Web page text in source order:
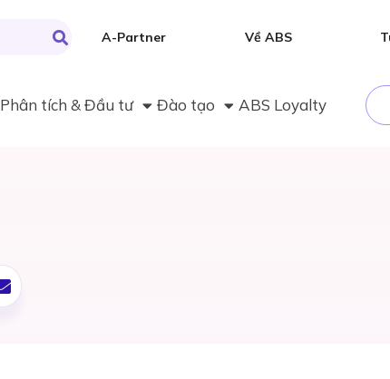
A-Partner Về ABS
Phân tích & Đầu tư Đào tạo ABS Loyalty